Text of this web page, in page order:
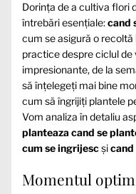
Dorința de a cultiva flori
întrebări esențiale:cand
cum se asigură o
practice despre ciclul
impresionante, de la
să înțelegeți mai bine
cum să îngrijiți plantele
Vom analiza în detaliu
planteaza cand se
cum se ingrijescșicand
Momentul